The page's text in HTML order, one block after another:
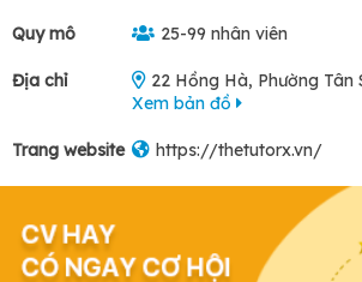
Quy mô 25-99 nhân viên
Địa chỉ
22 Hồng Hà, Phường Tân
Xem bản đồ
Trang website https://thetutorx.vn/